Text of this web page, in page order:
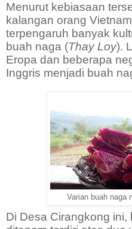
Menurut kebiasaan
kalangan orang
terpengaruh banyak
buah naga (Thay Loy).
Eropa dan beberapa
Inggris menjadi buah
Varian buah naga
Di Desa Cirangkong